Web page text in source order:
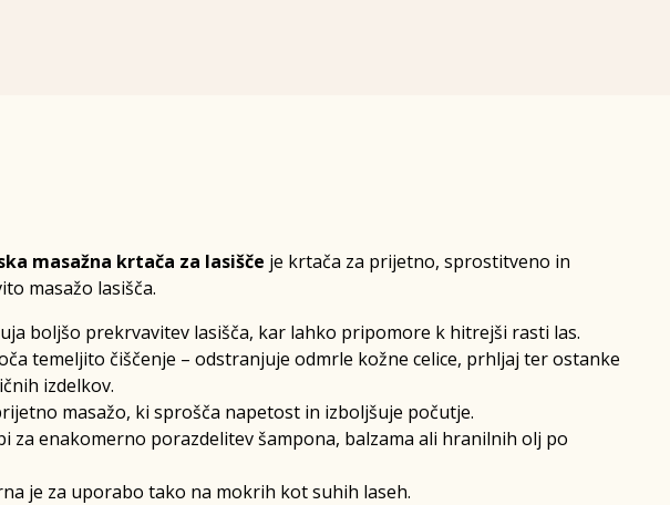
masažna krtača za lasišče je krtača za prijetno, sprostitveno in
masažo lasišča.
boljšo prekrvavitev lasišča, kar lahko pripomore k hitrejši rasti las.
temeljito čiščenje – odstranjuje odmrle kožne celice, prhljaj ter ostanke
izdelkov.
masažo, ki sprošča napetost in izboljšuje počutje.
za enakomerno porazdelitev šampona, balzama ali hranilnih olj po
je za uporabo tako na mokrih kot suhih laseh.